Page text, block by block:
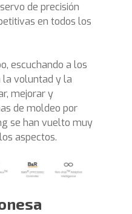
de precisión
en todos los
escuchando a los
la voluntad y la
mejorar y
de moldeo por
se han vuelto muy
aspectos.